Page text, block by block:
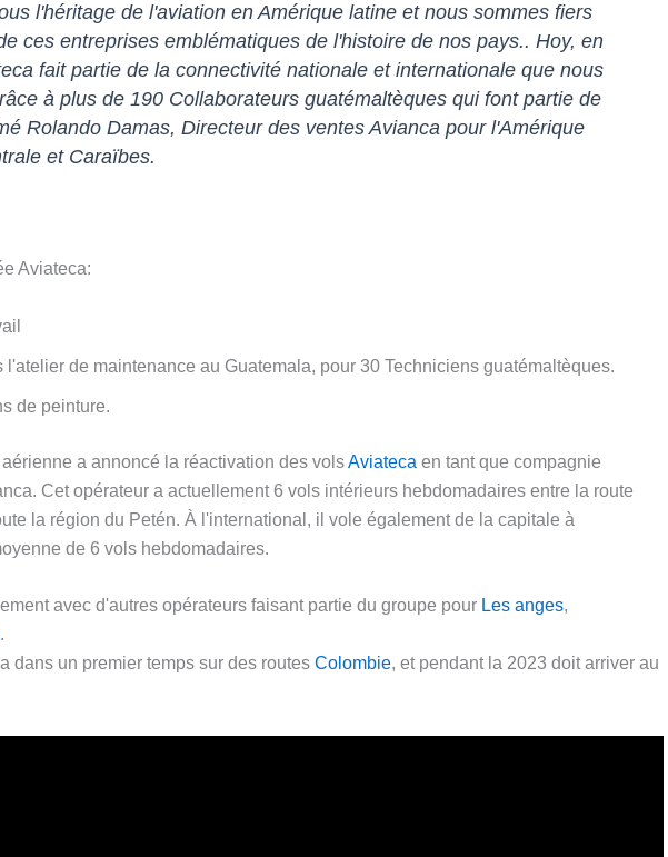
l'héritage de l'aviation en Amérique latine et nous sommes fiers
ces entreprises emblématiques de l'histoire de nos pays.. Hoy, en
fait partie de la connectivité nationale et internationale que nous
à plus de 190 Collaborateurs guatémaltèques qui font partie de
Rolando Damas, Directeur des ventes Avianca pour l'Amérique
et Caraïbes.
Aviateca:
l'atelier de maintenance au Guatemala, pour 30 Techniciens guatémaltèques.
de peinture.
a annoncé la réactivation des volsAviateca en tant que compagnie
Cet opérateur a actuellement 6 vols intérieurs hebdomadaires entre la route
la région du Petén. À l'international, il vole également de la capitale à
de 6 vols hebdomadaires.
avec d'autres opérateurs faisant partie du groupe pour Les anges,
.
dans un premier temps sur des routes Colombie, et pendant la 2023 doit arriver au